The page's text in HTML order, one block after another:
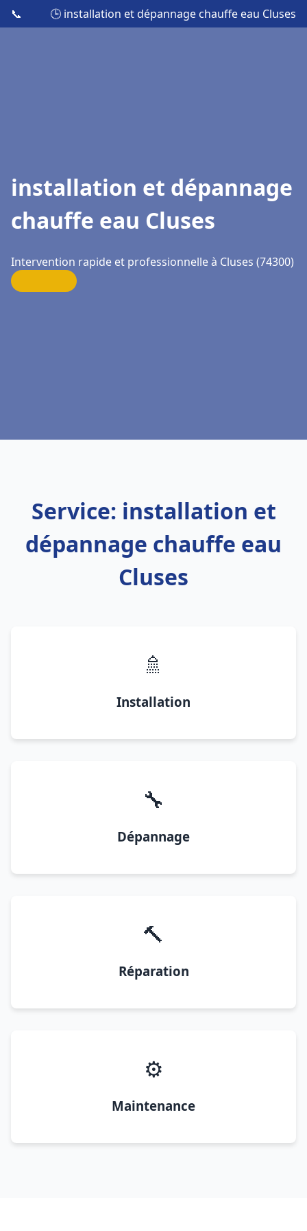
📞 🕒 installation et dépannage chauffe eau Cluses
installation et dépannage
chauffe eau Cluses
Intervention rapide et professionnelle à Cluses (74300)
Service: installation et
dépannage chauffe eau
Cluses
🚿
Installation
🔧
Dépannage
🔨
Réparation
⚙️
Maintenance